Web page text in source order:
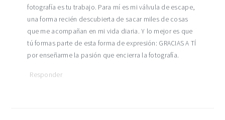
fotografía es tu trabajo. Para mí es mi válvula de escape,
una forma recién descubierta de sacar miles de cosas
que me acompañan en mi vida diaria. Y lo mejor es que
tú formas parte de esta forma de expresión: GRACIAS A TÍ
por enseñarme la pasión que encierra la fotografía.
Responder